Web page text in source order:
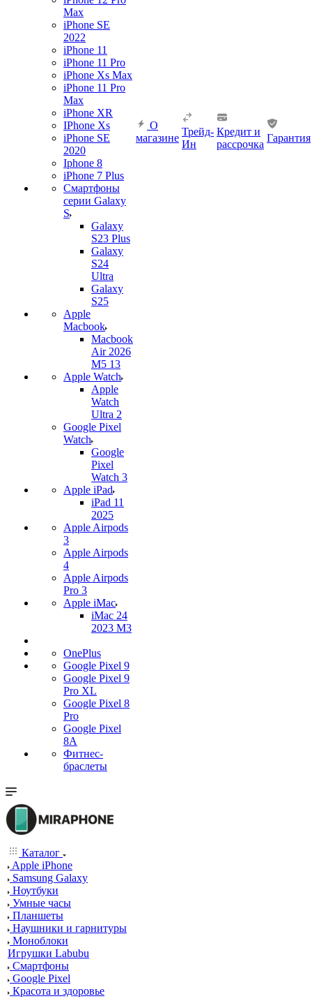
Max
iPhone SE
2022
iPhone 11
iPhone 11 Pro
iPhone Xs Max
iPhone 11 Pro
Max
iPhone XR
IPhone Xs
iPhone SE
2020
Iphone 8
iPhone 7 Plus
Смартфоны
серии Galaxy
S
Galaxy
S23 Plus
Galaxy
S24
Ultra
Galaxy
S25
Apple
Macbook
Macbook
Air 2026
M5 13
Apple Watch
Apple
Watch
Ultra 2
Google Pixel
Watch
Google
Pixel
Watch 3
Apple iPad
iPad 11
2025
Apple Airpods
3
Apple Airpods
4
Apple Airpods
Pro 3
Apple iMac
iMac 24
2023 M3
OnePlus
Google Pixel 9
Google Pixel 9
Pro XL
Google Pixel 8
Pro
Google Pixel
8A
Фитнес-
браслеты
О
магазине
Трейд-
Ин
Кредит и
рассрочка
Гарантия
Каталог
Apple iPhone
Samsung Galaxy
Ноутбуки
Умные часы
Планшеты
Наушники и гарнитуры
Моноблоки
Игрушки Labubu
Смартфоны
Google Pixel
Красота и здоровье